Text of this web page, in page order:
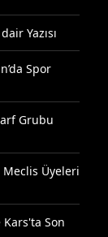
Yazısı
Spor
Grubu
Meclis Üyeleri
Son